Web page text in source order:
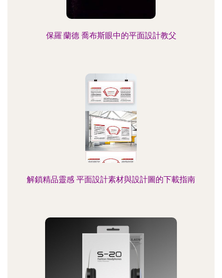
保羅·蘭德 喬布斯眼中的平面設計教父
解鎖精品靈感 平面設計素材與設計圖的下載指南